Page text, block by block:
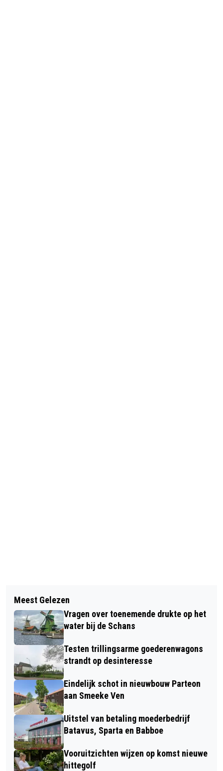
BARBECUEËN VOORALSNOG GEEN
PROBLEEM IN HET TWISKE
WERK IN BERMEN N203 BIJ
VLIETSEND: TIJDELIJK LAGERE
SNELHEID
Meest Gelezen
Vragen over toenemende drukte op het
water bij de Schans
Testen trillingsarme goederenwagons
strandt op desinteresse
Eindelijk schot in nieuwbouw Parteon
aan Smeeke Ven
Uitstel van betaling moederbedrijf
Batavus, Sparta en Babboe
Vooruitzichten wijzen op komst nieuwe
hittegolf